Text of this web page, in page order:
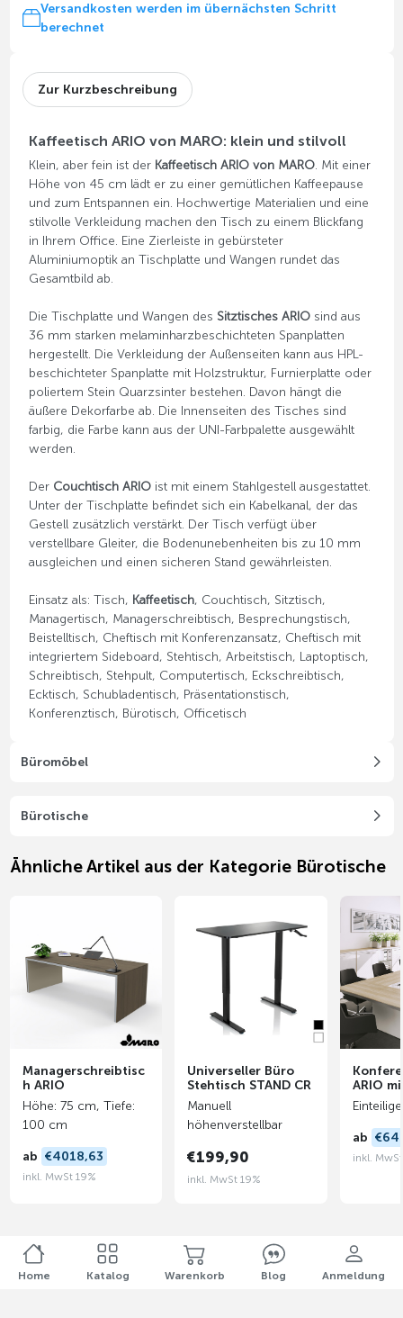
Versandkosten werden im übernächsten Schritt
berechnet
Zur Kurzbeschreibung
Kaffeetisch ARIO von MARO: klein und stilvoll
Klein, aber fein ist der Kaffeetisch ARIO von MARO. Mit einer
Höhe von 45 cm lädt er zu einer gemütlichen Kaffeepause
und zum Entspannen ein. Hochwertige Materialien und eine
stilvolle Verkleidung machen den Tisch zu einem Blickfang
in Ihrem Office. Eine Zierleiste in gebürsteter
Aluminiumoptik an Tischplatte und Wangen rundet das
Gesamtbild ab.
Die Tischplatte und Wangen des Sitztisches ARIOsind aus
36 mm starken melaminharzbeschichteten Spanplatten
hergestellt. Die Verkleidung der Außenseiten kann aus HPL-
beschichteter Spanplatte mit Holzstruktur, Furnierplatte oder
poliertem Stein Quarzsinter bestehen. Davon hängt die
äußere Dekorfarbe ab. Die Innenseiten des Tisches sind
farbig, die Farbe kann aus der UNI-Farbpalette ausgewählt
werden.
Der Couchtisch ARIOist mit einem Stahlgestell ausgestattet.
Unter der Tischplatte befindet sich ein Kabelkanal, der das
Gestell zusätzlich verstärkt. Der Tisch verfügt über
verstellbare Gleiter, die Bodenunebenheiten bis zu 10 mm
ausgleichen und einen sicheren Stand gewährleisten.
Einsatz als: Tisch, Kaffeetisch, Couchtisch, Sitztisch,
Managertisch, Managerschreibtisch, Besprechungstisch,
Beistelltisch, Cheftisch mit Konferenzansatz, Cheftisch mit
integriertem Sideboard, Stehtisch, Arbeitstisch, Laptoptisch,
Schreibtisch, Stehpult, Computertisch, Eckschreibtisch,
Ecktisch, Schubladentisch, Präsentationstisch,
Konferenztisch, Bürotisch, Officetisch
Büromöbel
Bürotische
Ähnliche Artikel aus der Kategorie Bürotische
Managerschreibtisc
h ARIO
Höhe: 75 cm, Tiefe:
100 cm
ab €4018,63
inkl. MwSt 19%
Universeller Büro
Stehtisch STAND CR
Manuell
höhenverstellbar
€199,90
inkl. MwSt 19%
ARIO
ab
inkl.
Home Katalog Warenkorb Blog Anmeldung